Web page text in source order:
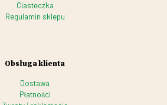
Ciasteczka
Regulamin sklepu
Obsługa klienta
Dostawa
Płatności